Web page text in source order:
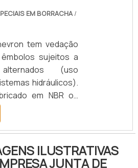
EM BORRACHA/
tem vedação
sujeitos a
(uso
hidráulicos).
em NBR ou
grafite para
e conter lona ou
no elastômero.A
produtos que
o suficiente para
ILUSTRATIVAS
JUNTA DE